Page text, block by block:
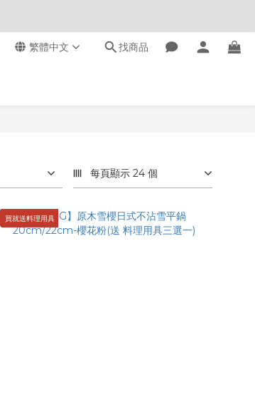
繁體中文 找商品
每頁顯示 24 個
買就送料理用具